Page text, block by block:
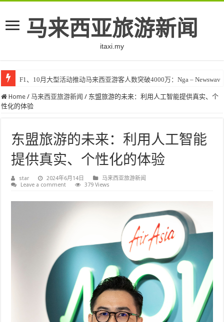
马来西亚旅游新闻
itaxi.my
F1、10月大型活动推动马来西亚游客人数突破4000万：Nga – Newswav
Klook客路将印度和中东创作者聚集在马来西亚 – TravelBiz Monitor
Home / 马来西亚旅游新闻 / 东盟旅游的未来：利用人工智能提供真实、个
性化的体验
东盟旅游的未来：利用人工智能
提供真实、个性化的体验
star 2024年6月14日
马来西亚旅游新闻
Leave a comment
379 Views